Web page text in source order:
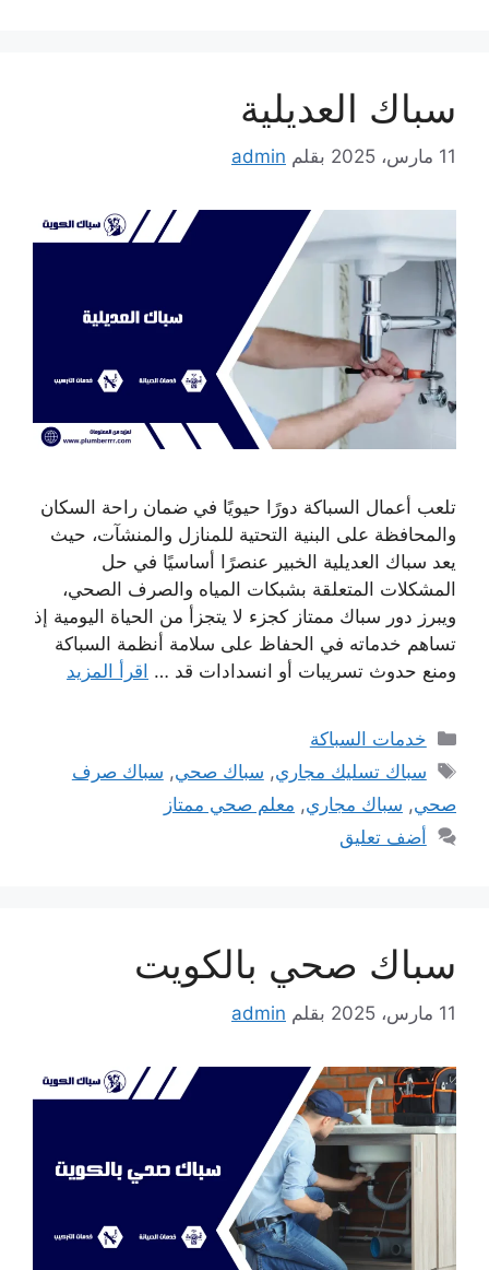
سباك العديلية
11 مارس، 2025 بقلم admin
تلعب أعمال السباكة دورًا حيويًا في ضمان راحة السكان
والمحافظة على البنية التحتية للمنازل والمنشآت، حيث
يعد سباك العديلية الخبير عنصرًا أساسيًا في حل
المشكلات المتعلقة بشبكات المياه والصرف الصحي،
ويبرز دور سباك ممتاز كجزء لا يتجزأ من الحياة اليومية إذ
تساهم خدماته في الحفاظ على سلامة أنظمة السباكة
ومنع حدوث تسريبات أو انسدادات قد … اقرأ المزيد
التصنيفات
خدمات السباكة
الوسوم
سباك تسليك مجاري, سباك صحي, سباك صرف
صحي, سباك مجاري, معلم صحي ممتاز
أضف تعليق
سباك صحي بالكويت
11 مارس، 2025 بقلم admin